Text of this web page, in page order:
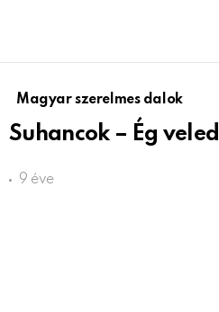
Magyar szerelmes dalok
Suhancok – Ég veled
9 éve